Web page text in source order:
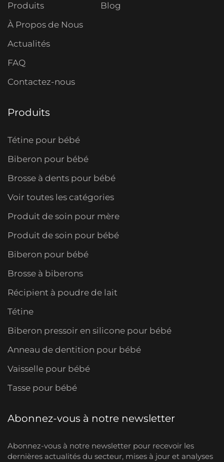
Produits
À Propos de Nous
Actualités
FAQ
Contactez-nous
Blog
Produits
Tétine pour bébé
Biberon pour bébé
Brosse à dents pour bébé
Voir toutes les catégories
Produit de soin pour mère
Produit de soin pour bébé
Biberon pour bébé
Brosse à biberons
Récipient à poudre de lait
Tétine
Biberon pressoir en silicone pour bébé
Anneau de dentition pour bébé
Vaisselle pour bébé
Tasse pour bébé
Abonnez-vous à notre newsletter
Abonnez-vous à notre newsletter pour recevoir les
dernières actualités du secteur, mises à jour et analyses